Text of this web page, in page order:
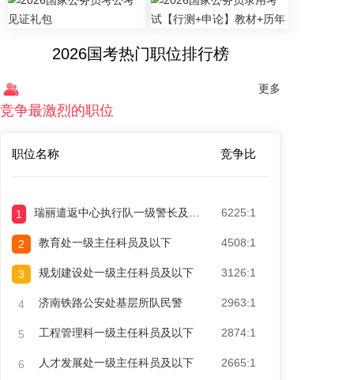
2026国考热门职位排行榜
竞争最激烈的职位
更多
职位名称 竞争比
1 6225:1
2 教育处一级主任科员及以下 4508:1
3 规划建设处一级主任科员及以下 3126:1
4 济南铁路公安处基层所队民警 2963:1
5 工程管理科一级主任科员及以下 2874:1
6 人才发展处一级主任科员及以下 2665:1